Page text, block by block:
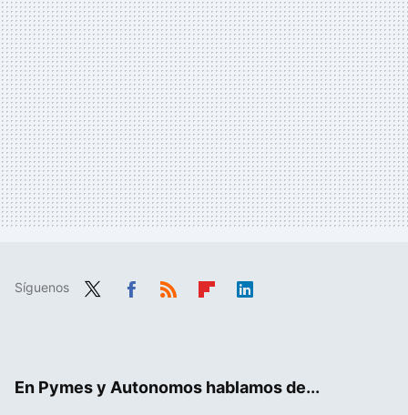
Síguenos
En Pymes y Autonomos hablamos de...